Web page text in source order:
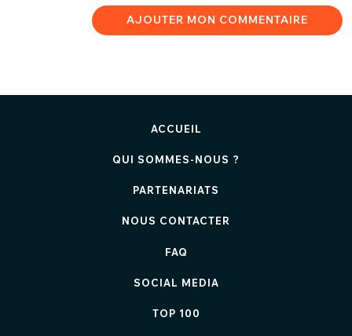
AJOUTER MON COMMENTAIRE
ACCUEIL
QUI SOMMES-NOUS ?
PARTENARIATS
NOUS CONTACTER
FAQ
SOCIAL MEDIA
TOP 100